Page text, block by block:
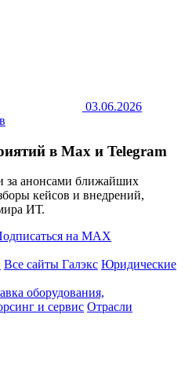
03.06.2026
в Max и Telegram
за анонсами ближайших
кейсов и внедрений,
ИТ.
на MAX
Все сайты Галэкс Юридические
оборудования,
и сервис Отрасли